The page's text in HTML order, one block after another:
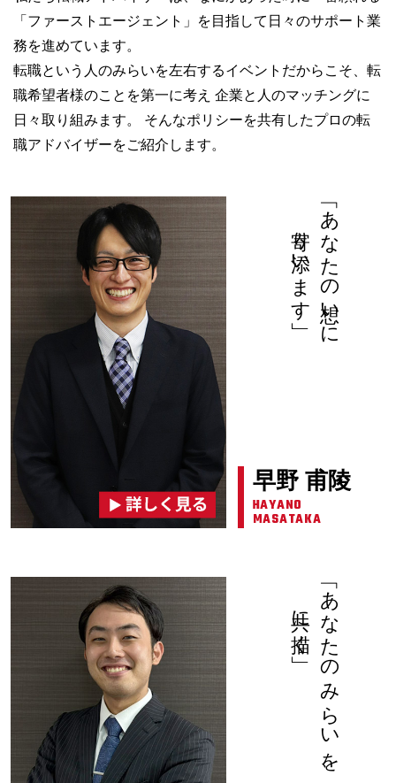
「ファーストエージェント」を目指して日々のサポート業
務を進めています。
転職という人のみらいを左右するイベントだからこそ、転
職希望者様のことを第一に考え 企業と人のマッチングに
日々取り組みます。 そんなポリシーを共有したプロの転
職アドバイザーをご紹介します。
「あなたの想いに
寄り添います」
早野 甫陵
HAYANO
MASATAKA
「あなたのみらいを、
共に描く」